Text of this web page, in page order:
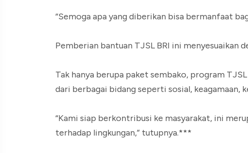
“Semoga apa yang diberikan bisa bermanfaat
Pemberian bantuan TJSL BRI ini menyesuaikan
Tak hanya berupa paket sembako, program
dari berbagai bidang seperti sosial, keagamaan,
“Kami siap berkontribusi ke masyarakat, ini
terhadap lingkungan,” tutupnya.***